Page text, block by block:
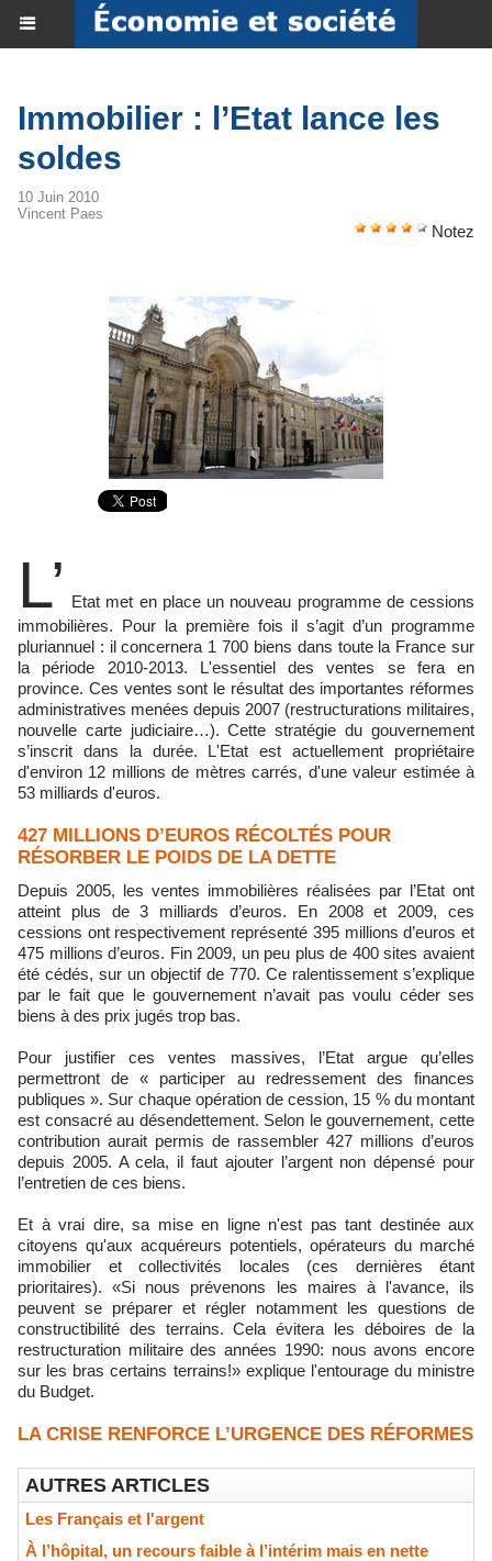
Immobilier : l’Etat lance les
soldes
10 Juin 2010
Vincent Paes
Notez
L’ Etat met en place un nouveau programme de cessions
immobilières. Pour la première fois il s’agit d’un programme
pluriannuel : il concernera 1 700 biens dans toute la France sur
la période 2010-2013. L'essentiel des ventes se fera en
province. Ces ventes sont le résultat des importantes réformes
administratives menées depuis 2007 (restructurations militaires,
nouvelle carte judiciaire…). Cette stratégie du gouvernement
s’inscrit dans la durée. L'Etat est actuellement propriétaire
d'environ 12 millions de mètres carrés, d'une valeur estimée à
53 milliards d'euros.
427 MILLIONS D’EUROS RÉCOLTÉS POUR
RÉSORBER LE POIDS DE LA DETTE
Depuis 2005, les ventes immobilières réalisées par l’Etat ont
atteint plus de 3 milliards d’euros. En 2008 et 2009, ces
cessions ont respectivement représenté 395 millions d’euros et
475 millions d’euros. Fin 2009, un peu plus de 400 sites avaient
été cédés, sur un objectif de 770. Ce ralentissement s’explique
par le fait que le gouvernement n’avait pas voulu céder ses
biens à des prix jugés trop bas.
Pour justifier ces ventes massives, l’Etat argue qu’elles
permettront de « participer au redressement des finances
publiques ». Sur chaque opération de cession, 15 % du montant
est consacré au désendettement. Selon le gouvernement, cette
contribution aurait permis de rassembler 427 millions d’euros
depuis 2005. A cela, il faut ajouter l’argent non dépensé pour
l’entretien de ces biens.
Et à vrai dire, sa mise en ligne n'est pas tant destinée aux
citoyens qu'aux acquéreurs potentiels, opérateurs du marché
immobilier et collectivités locales (ces dernières étant
prioritaires). «Si nous prévenons les maires à l'avance, ils
peuvent se préparer et régler notamment les questions de
constructibilité des terrains. Cela évitera les déboires de la
restructuration militaire des années 1990: nous avons encore
sur les bras certains terrains!» explique l'entourage du ministre
du Budget.
LA CRISE RENFORCE L’URGENCE DES RÉFORMES
AUTRES ARTICLES
Les Français et l'argent
À l’hôpital, un recours faible à l’intérim mais en nette